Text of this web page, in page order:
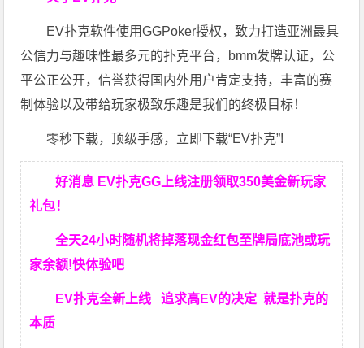
EV扑克软件使用GGPoker授权，致力打造亚洲最具
公信力与趣味性最多元的扑克平台，bmm发牌认证，公
平公正公开，信誉获得国内外用户肯定支持，丰富的赛
制体验以及带给玩家极致乐趣是我们的终极目标！
零秒下载，顶级手感，立即下载“EV扑克”!
好消息 EV扑克GG上线注册领取350美金新玩家
礼包！
全天24小时随机将掉落现金红包至牌局底池或玩
家余额!快体验吧
EV扑克全新上线 追求高EV的决定就是扑克的
本质